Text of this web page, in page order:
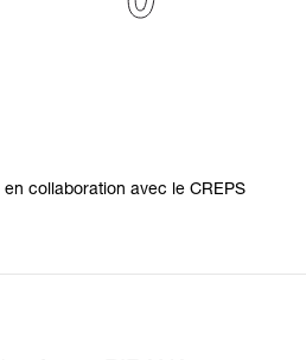
collaboration avec le CREPS